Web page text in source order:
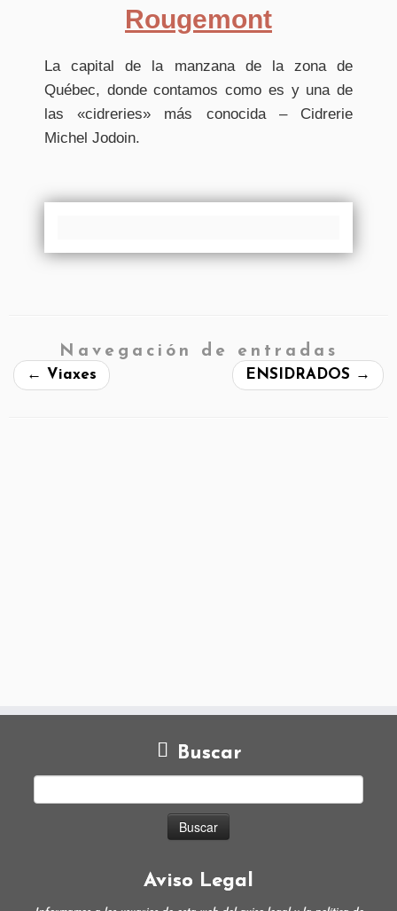
Rougemont
La capital de la manzana de la zona de
Québec, donde contamos como es y una de
las «cidreries» más conocida – Cidrerie
Michel Jodoin.
Navegación de entradas
← Viaxes ENSIDRADOS →
Buscar
Aviso Legal